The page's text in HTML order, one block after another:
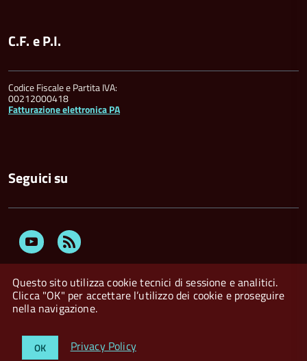
Questo sito utilizza cookie tecnici di sessione e analitici.
Clicca "OK" per accettare l’utilizzo dei cookie e proseguire
nella navigazione.
OK Privacy Policy
C.F. e P.I.
Codice Fiscale e Partita IVA:
00212000418
Fatturazione elettronica PA
Seguici su
Youtube
Privacy Policy
Whistleblowing